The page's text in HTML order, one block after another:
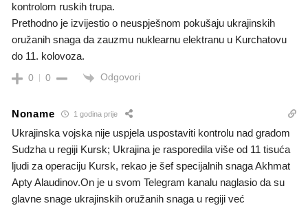
kontrolom ruskih trupa.
Prethodno je izvijestio o neuspješnom pokušaju ukrajinskih
oružanih snaga da zauzmu nuklearnu elektranu u Kurchatovu
do 11. kolovoza.
0 0 Odgovori
Noname 1 godina prije
Ukrajinska vojska nije uspjela uspostaviti kontrolu nad gradom
Sudzha u regiji Kursk; Ukrajina je rasporedila više od 11 tisuća
ljudi za operaciju Kursk, rekao je šef specijalnih snaga Akhmat
Apty Alaudinov.On je u svom Telegram kanalu naglasio da su
glavne snage ukrajinskih oružanih snaga u regiji već